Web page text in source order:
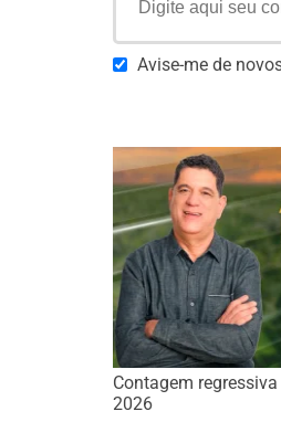
Avise-me de
Contagem
2026